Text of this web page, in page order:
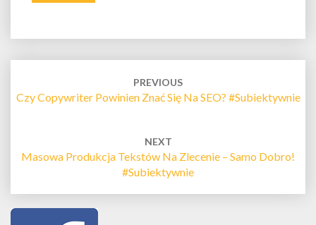
PREVIOUS
Czy Copywriter Powinien Znać Się Na SEO? #subiektywnie
NEXT
Masowa Produkcja Tekstów Na Zlecenie – Samo Dobro!
#subiektywnie